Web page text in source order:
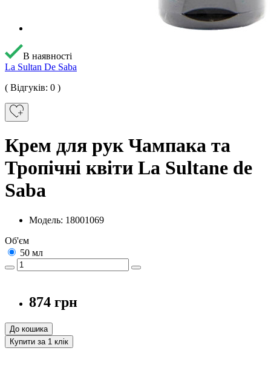
В наявності
La Sultan De Saba
( Відгуків: 0 )
Крем для рук Чампака та
Тропічні квіти La Sultane de
Saba
Модель: 18001069
Об'єм
50 мл
874 грн
До кошика
Купити за 1 клiк